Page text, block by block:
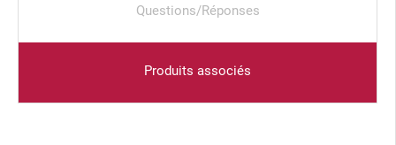
Questions/Réponses
Produits associés